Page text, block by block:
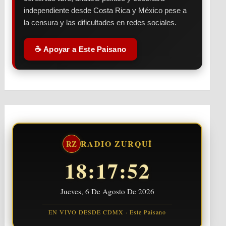
independiente desde Costa Rica y México pese a
la censura y las dificultades en redes sociales.
☕ Apoyar a Este Paisano
RZ RADIO ZURQUÍ
18:17:53
Jueves, 6 De Agosto De 2026
EN VIVO DESDE CDMX · Este Paisano